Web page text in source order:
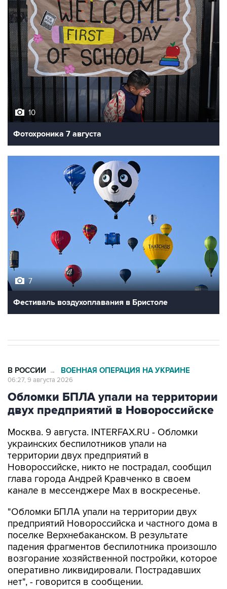
10
Фотохроника 7 августа
7
Фестиваль воздухоплавания в Бристоле
В РОССИИ → ВОЕННАЯ ОПЕРАЦИЯ НА УКРАИНЕ
06:27, 9 августа 2026
Обломки БПЛА упали на территории
двух предприятий в Новороссийске
Москва. 9 августа. INTERFAX.RU - Обломки
украинских беспилотников упали на
территории двух предприятий в
Новороссийске, никто не пострадал, сообщил
глава города Андрей Кравченко в своем
канале в мессенджере Max в воскресенье.
"Обломки БПЛА упали на территории двух
предприятий Новороссийска и частного дома в
поселке Верхнебаканском. В результате
падения фрагментов беспилотника произошло
возгорание хозяйственной постройки, которое
оперативно ликвидировали. Пострадавших
нет", - говорится в сообщении.